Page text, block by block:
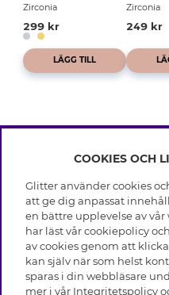
Zirconia
299 kr
LÄGG TILL
Zirconia
249 kr
Jobba
OM
COOKIES OCH
Glitter använder cookies
att ge dig anpassat
en bättre upplevelse av
har läst vår cookiepolicy
av cookies genom att
kan själv när som helst
sparas i din webbläsare
mer i vår Integritetspolicy